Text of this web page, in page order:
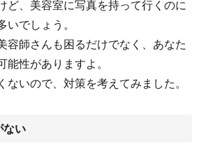
ど、美容室に写真を持って行くのに
いでしょう。
容師さんも困るだけでなく、あなた
能性がありますよ。
ないので、対策を考えてみました。
ない